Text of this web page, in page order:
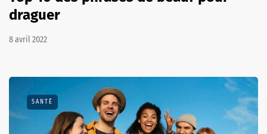
draguer
8 avril 2022
SANTÉ